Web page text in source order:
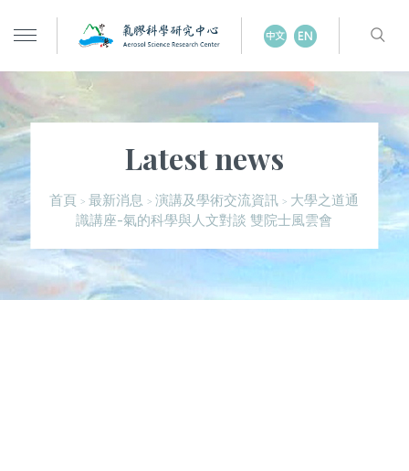
Latest news
首頁 >最新消息 >演講及學術交流資訊 > 大學之道通
識講座-氣的科學與人文對談 雙院士風雲會